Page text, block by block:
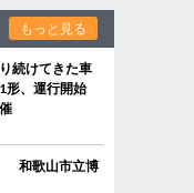
もっと見る
続けてきた車
、運行開始
和歌山市立博